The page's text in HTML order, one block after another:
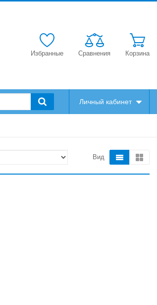
Избранные Сравнения Корзина
Личный кабинет
Вид